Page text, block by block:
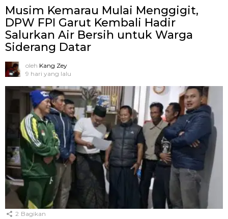
Musim Kemarau Mulai Menggigit,
DPW FPI Garut Kembali Hadir
Salurkan Air Bersih untuk Warga
Siderang Datar
oleh Kang Zey
9 hari yang lalu
2 Bagikan